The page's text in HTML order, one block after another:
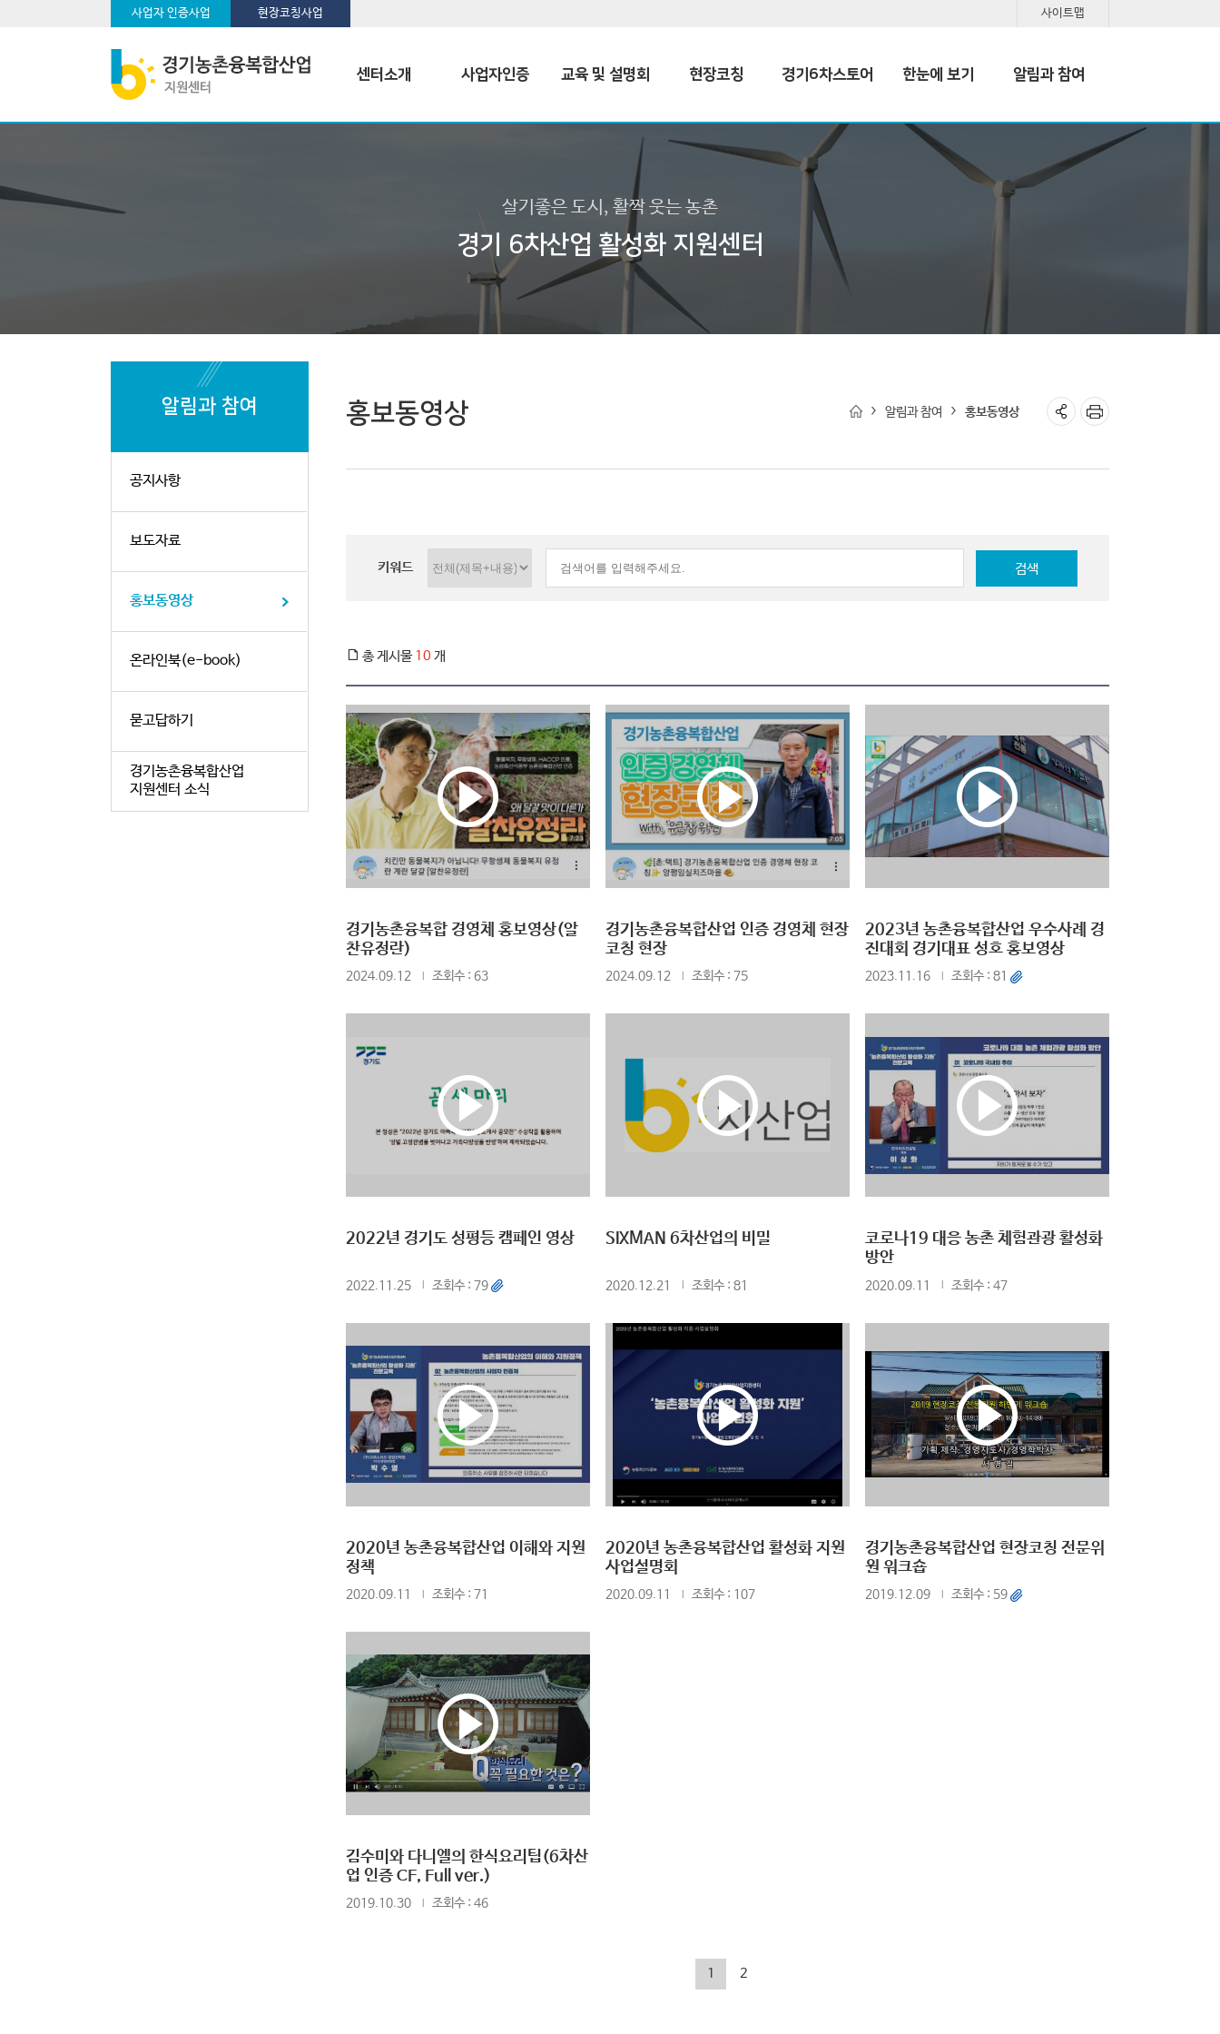
센터소개 사업자인증 교육 및 설명회 현장코칭 경기6차스토어 한눈에 보기 알림과 참여
사업자 인증사업 현장코칭사업 사이트맵
살기좋은 도시, 활짝 웃는 농촌
경기 6차산업 활성화 지원센터
알림과 참여
공지사항
보도자료
홍보동영상
온라인북(e-book)
묻고답하기
경기농촌융복합산업
지원센터 소식
홍보동영상 알림과 참여 홍보동영상
키워드 검색
총 게시물10 개
경기농촌융복합 경영체 홍보영상(알
찬유정란)
2024.09.12 조회수 : 63
경기농촌융복합산업 인증 경영체 현장
코칭 현장
2024.09.12 조회수 : 75
2023년 농촌융복합산업 우수사례 경
진대회 경기대표 성호 홍보영상
2023.11.16 조회수 : 81
2022년 경기도 성평등 캠페인 영상
2022.11.25 조회수 : 79
SIXMAN 6차산업의 비밀
2020.12.21 조회수 : 81
코로나19 대응 농촌 체험관광 활성화
방안
2020.09.11 조회수 : 47
2020년 농촌융복합산업 이해와 지원
정책
2020.09.11 조회수 : 71
2020년 농촌융복합산업 활성화 지원
사업설명회
2020.09.11 조회수 : 107
경기농촌융복합산업 현장코칭 전문위
원 워크숍
2019.12.09 조회수 : 59
김수미와 다니엘의 한식요리팁(6차산
업 인증 CF, Full ver.)
2019.10.30 조회수 : 46
1 2